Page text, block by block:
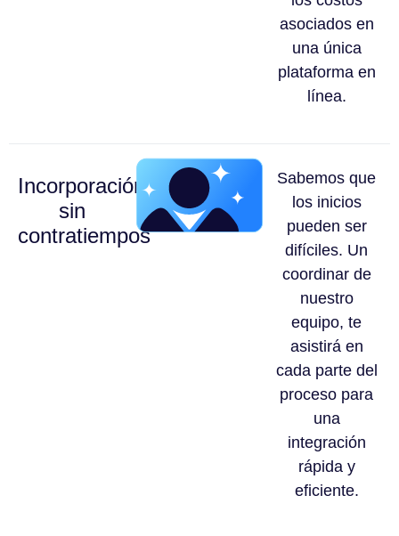
asociados en
una única
plataforma en
línea.
Incorporación
sin
contratiempos
Sabemos que
los inicios
pueden ser
difíciles. Un
coordinar de
nuestro
equipo, te
asistirá en
cada parte del
proceso para
una
integración
rápida y
eficiente.